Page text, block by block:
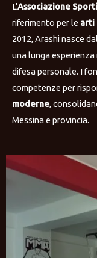
L’Associazione
riferimento per le arti
2012, Arashi nasce
una lunga esperienza
difesa personale. I
competenze per
moderne,
Messina e provincia.